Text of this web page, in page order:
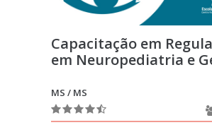
Capacitação em
em Neuropediatria e
MS / MS